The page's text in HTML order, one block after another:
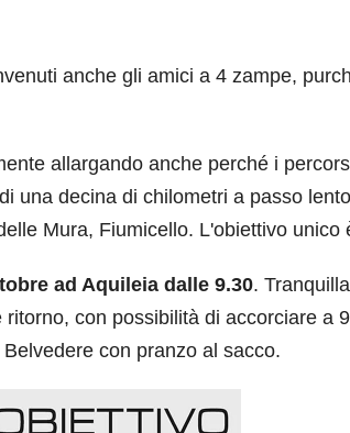
anche gli amici a 4 zampe,
allargando anche perché i
una decina di chilometri a passo
Mura, Fiumicello. L'obiettivo unico
ad Aquileia dalle 9.30.
con possibilità di accorciare a
con pranzo al sacco.